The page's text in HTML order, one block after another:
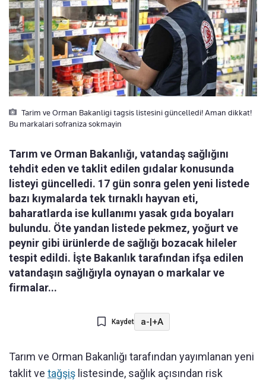
Tarim ve Orman Bakanligi tagsis listesini güncelledi! Aman dikkat!
Bu markalari sofraniza sokmayin
Tarım ve Orman Bakanlığı, vatandaş sağlığını
tehdit eden ve taklit edilen gıdalar konusunda
listeyi güncelledi. 17 gün sonra gelen yeni listede
bazı kıymalarda tek tırnaklı hayvan eti,
baharatlarda ise kullanımı yasak gıda boyaları
bulundu. Öte yandan listede pekmez, yoğurt ve
peynir gibi ürünlerde de sağlığı bozacak hileler
tespit edildi. İşte Bakanlık tarafından ifşa edilen
vatandaşın sağlığıyla oynayan o markalar ve
firmalar...
Kaydet a-|+A
Tarım ve Orman Bakanlığı tarafından yayımlanan yeni
taklit ve tağşiş listesinde, sağlık açısından risk